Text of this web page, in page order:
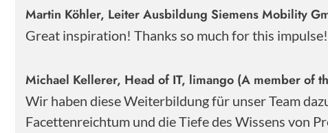
Martin Köhler, Leiter Ausbildung Siemens Mobility
Great inspiration! Thanks so much for this impulse!
Michael Kellerer, Head of IT, limango (A member of
Wir haben diese Weiterbildung für unser Team
Facettenreichtum und die Tiefe des Wissens von